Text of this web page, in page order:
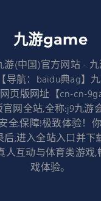
九游game
(中国)官方网站 -
导航：baidu典ag】
页版网址【cn-cn-
网全站,全称:j9九游
全.保障!极致体验！
后,进入全站入口并下
人互动与体育类游戏
戏体验。